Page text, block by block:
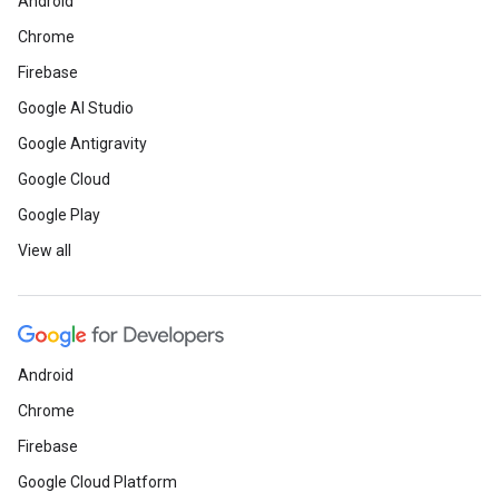
Chrome
Firebase
Google AI Studio
Google Antigravity
Google Cloud
Google Play
View all
Android
Chrome
Firebase
Google Cloud Platform